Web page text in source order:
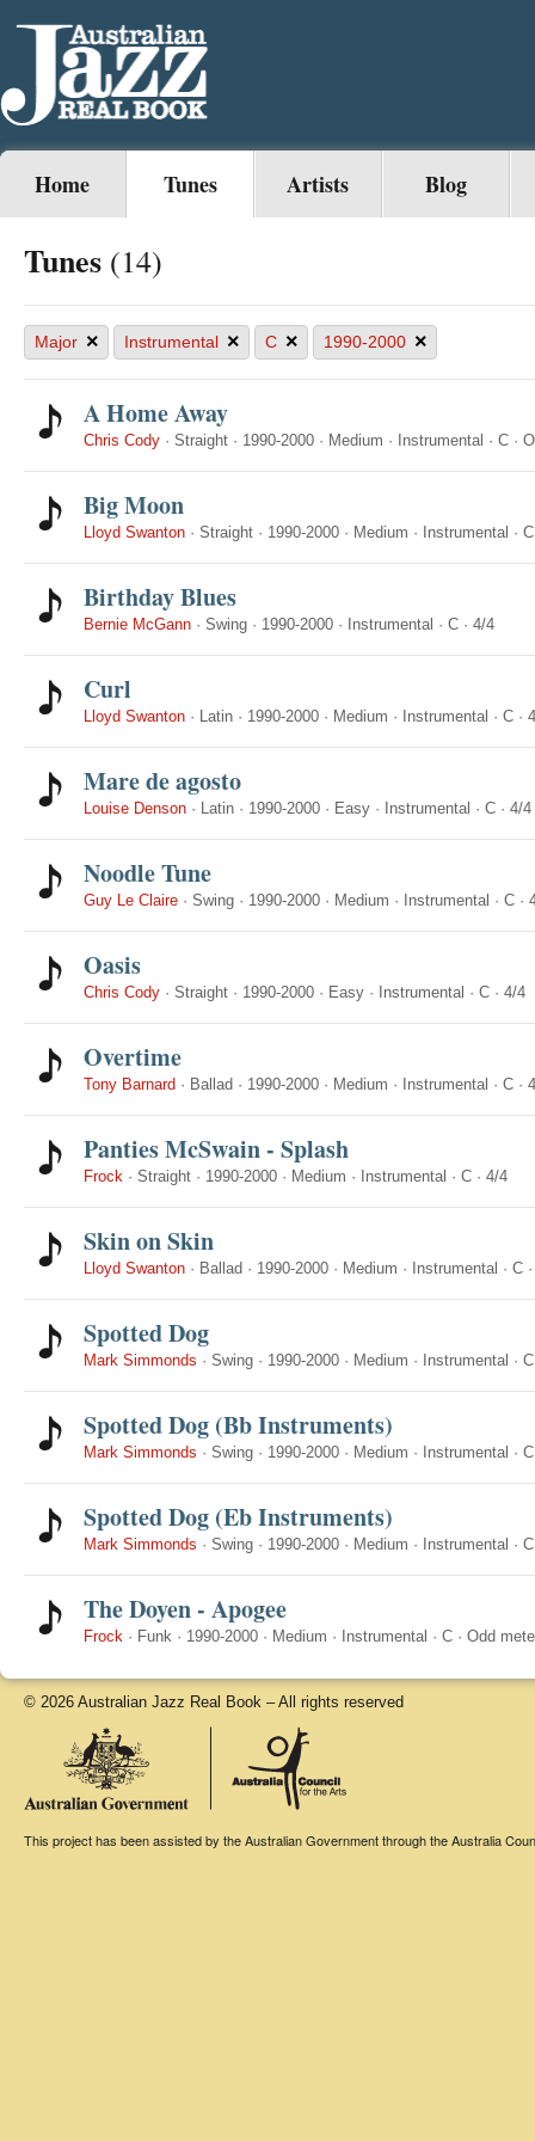
Home Tunes Artists Blog
Tunes (14)
Major × Instrumental × C × 1990-2000 ×
A Home Away
Chris Cody · Straight · 1990-2000 · Medium · Instrumental · C ·
Big Moon
Lloyd Swanton · Straight · 1990-2000 · Medium · Instrumental · C
Birthday Blues
Bernie McGann · Swing · 1990-2000 · Instrumental · C · 4/4
Curl
Lloyd Swanton · Latin · 1990-2000 · Medium · Instrumental · C ·
Mare de agosto
Louise Denson · Latin · 1990-2000 · Easy · Instrumental · C · 4/4
Noodle Tune
Guy Le Claire · Swing · 1990-2000 · Medium · Instrumental · C ·
Oasis
Chris Cody · Straight · 1990-2000 · Easy · Instrumental · C · 4/4
Overtime
Tony Barnard · Ballad · 1990-2000 · Medium · Instrumental · C ·
Panties McSwain - Splash
Frock · Straight · 1990-2000 · Medium · Instrumental · C · 4/4
Skin on Skin
Lloyd Swanton · Ballad · 1990-2000 · Medium · Instrumental · C
Spotted Dog
Mark Simmonds · Swing · 1990-2000 · Medium · Instrumental · C
Spotted Dog (Bb Instruments)
Mark Simmonds · Swing · 1990-2000 · Medium · Instrumental · C
Spotted Dog (Eb Instruments)
Mark Simmonds · Swing · 1990-2000 · Medium · Instrumental · C
The Doyen - Apogee
Frock · Funk · 1990-2000 · Medium · Instrumental · C · Odd
© 2026 Australian Jazz Real Book – All rights reserved
This project has been assisted by the Australian Government through the Australia